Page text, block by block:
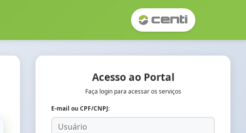
Acesso ao Portal
Faça login para acessar os serviços
E-mail ou CPF/CNPJ: